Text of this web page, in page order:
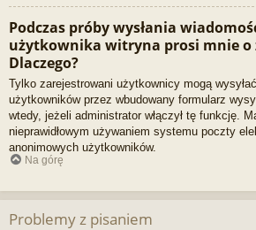
Podczas próby wysłania
użytkownika witryna prosi mnie o
Dlaczego?
Tylko zarejestrowani użytkownicy mogą
użytkowników przez wbudowany formularz
wtedy, jeżeli administrator włączył tę funkcję.
nieprawidłowym używaniem systemu poczty
anonimowych użytkowników.
Na górę
Problemy z pisaniem